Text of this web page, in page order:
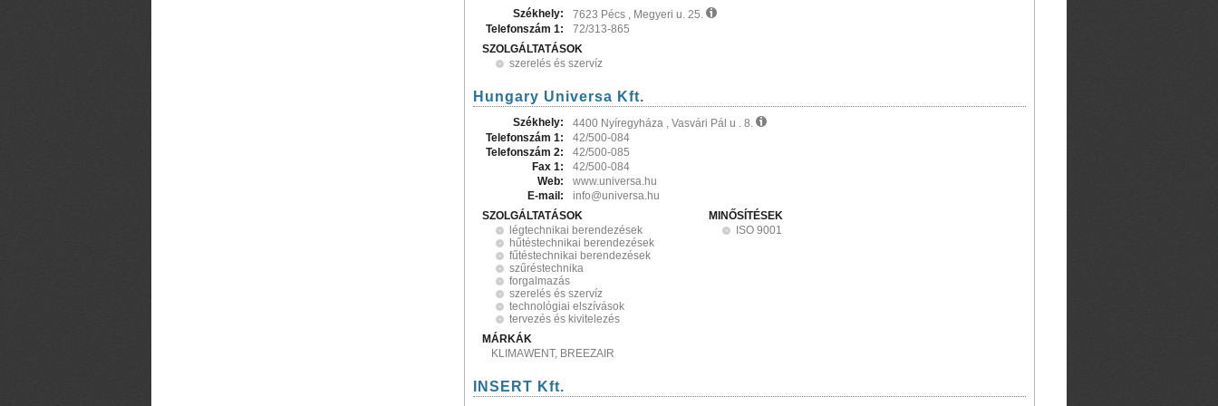
Székhely:
7623 Pécs , Megyeri u. 25.
Telefonszám 1:
72/313-865
SZOLGÁLTATÁSOK
szerelés és szervíz
Hungary Universa Kft.
Székhely:
4400 Nyíregyháza , Vasvári Pál u . 8.
Telefonszám 1:
42/500-084
Telefonszám 2:
42/500-085
Fax 1:
42/500-084
Web:
www.universa.hu
E-mail:
info@universa.hu
SZOLGÁLTATÁSOK
légtechnikai berendezések
hűtéstechnikai berendezések
fűtéstechnikai berendezések
szűréstechnika
forgalmazás
szerelés és szervíz
technológiai elszívások
tervezés és kivitelezés
MINŐSÍTÉSEK
ISO 9001
MÁRKÁK
KLIMAWENT, BREEZAIR
INSERT Kft.